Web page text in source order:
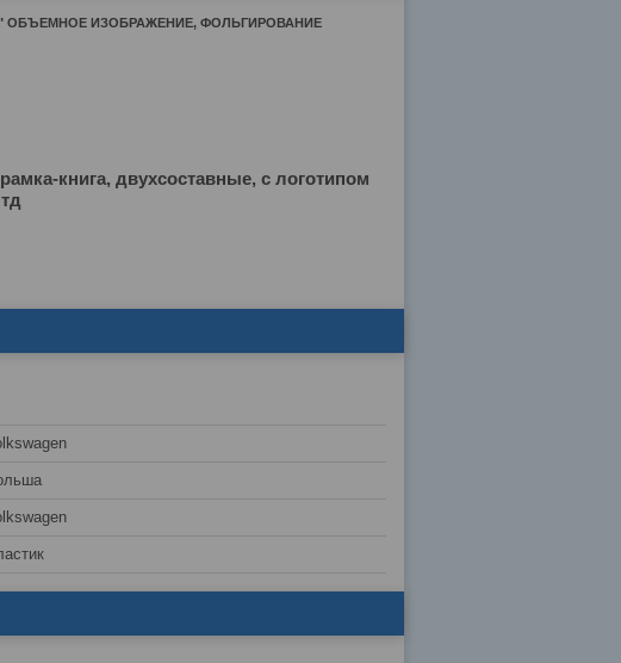
ОБЪЕМНОЕ ИЗОБРАЖЕНИЕ, ФОЛЬГИРОВАНИЕ
книга, двухсоставные, с логотипом